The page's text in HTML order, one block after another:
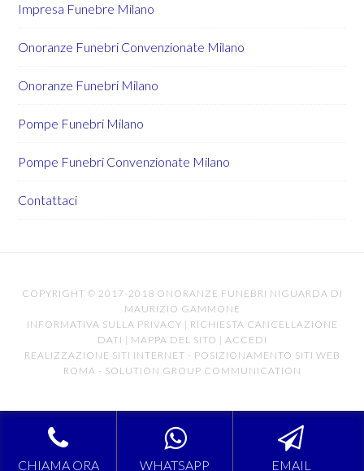
Impresa Funebre Milano
Onoranze Funebri Convenzionate Milano
Onoranze Funebri Milano
Pompe Funebri Milano
Pompe Funebri Convenzionate Milano
Contattaci
COPYRIGHT © 2017-2018 ONORANZE FUNEBRI NIGUARDA DI
MAURIZIO GAMMONE
INFORMATIVA SULLA PRIVACY | RICHIESTA CANCELLAZIONE
DATI | MAPPA DEL SITO | ACCEDI
REALIZZAZIONE SITI INTERNET - POSIZIONAMENTO SITI WEB
ROMA - SOLUTION GROUP COMMUNICATION
CHIAMA ORA WHATSAPP EMAIL